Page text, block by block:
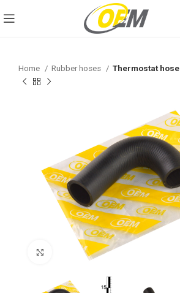
Home Rubber hoses Thermostat hose
Click to enlarge